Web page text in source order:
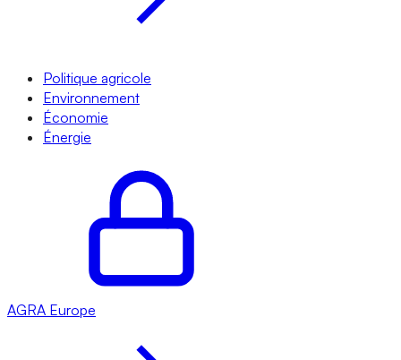
Politique agricole
Environnement
Économie
Énergie
AGRA Europe